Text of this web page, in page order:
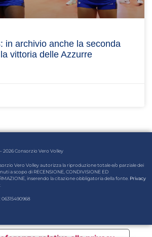
in archivio anche la seconda
vittoria delle Azzurre
2026 Consorzio Vero Volley
Vero Volley autorizza la riproduzione totale e/o parziale dei
a scopo di RECENSIONE, CONDIVISIONE ED
inserendo la citazione obbligatoria della fonte. Privacy
06315490968